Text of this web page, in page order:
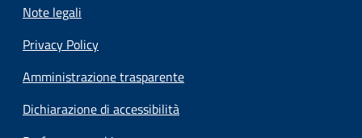
Note legali
Privacy Policy
Amministrazione trasparente
Dichiarazione di accessibilità